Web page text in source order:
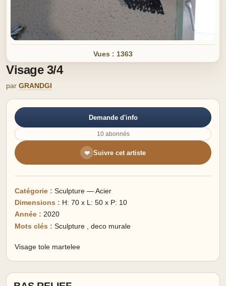
Vues : 1363
Visage 3/4
par GRANDGI
Demande d'info
10 abonnés
❤ Suivre cet artiste
Catégorie : Sculpture — Acier
Dimensions : H: 70 x L: 50 x P: 10
Année : 2020
Mots clés : Sculpture , deco murale
Visage tole martelee